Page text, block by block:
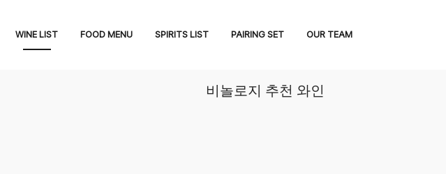
WINE LIST FOOD MENU SPIRITS LIST PAIRING SET OUR TEAM
비놀로지 추천 와인